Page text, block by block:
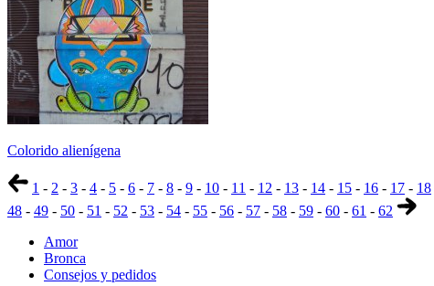
Colorido alienígena
1 - 2 - 3 - 4 - 5 - 6 - 7 - 8 - 9 - 10 - 11 - 12 - 13 - 14 - 15 - 16 - 17 - 18
48 - 49 - 50 - 51 - 52 - 53 - 54 - 55 - 56 - 57 - 58 - 59 - 60 - 61 - 62
Amor
Bronca
Consejos y pedidos